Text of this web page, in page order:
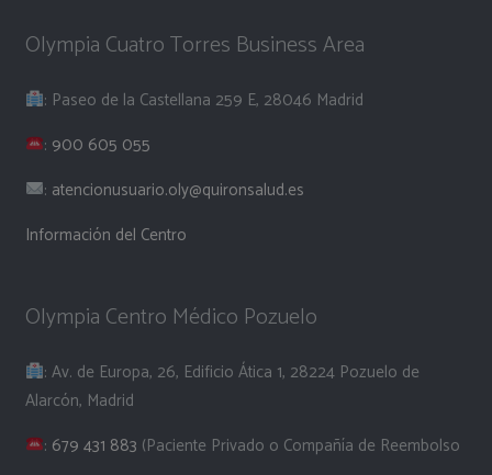
Olympia Cuatro Torres Business Area
: Paseo de la Castellana 259 E, 28046 Madrid
: 900 605 055
: atencionusuario.oly@quironsalud.es
Información del Centro
Olympia Centro Médico Pozuelo
: Av. de Europa, 26, Edificio Ática 1, 28224 Pozuelo de
Alarcón, Madrid
: 679 431 883 (Paciente Privado o Compañía de Reembolso